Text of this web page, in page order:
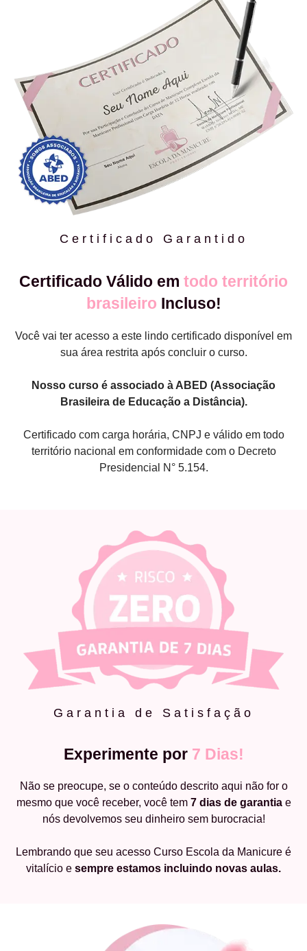
Certificado Garantido
Certificado Válido em todo território
brasileiro Incluso!
Você vai ter acesso a este lindo certificado disponível em
sua área restrita após concluir o curso.
Nosso curso é associado à ABED (Associação
Brasileira de Educação a Distância).
Certificado com carga horária, CNPJ e válido em todo
território nacional em conformidade com o Decreto
Presidencial N° 5.154.
Garantia de Satisfação
Experimente por 7 Dias!
Não se preocupe, se o conteúdo descrito aqui não for o
mesmo que você receber, você tem 7 dias de garantiae
nós devolvemos seu dinheiro sem burocracia!
Lembrando que seu acesso Curso Escola da Manicure é
vitalício e sempre estamos incluindo novas aulas.